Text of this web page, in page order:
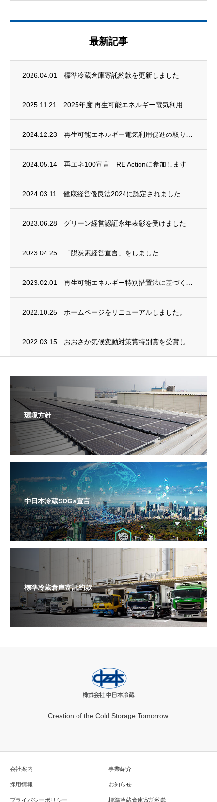
最新記事
2026.04.01 標準冷蔵倉庫寄託約款を更新しました
2025.11.21
2024.12.23
2024.05.14 再エネ100宣言 RE Actionに参加します
2024.03.11 健康経営優良法2024に認定されました
2023.06.28 グリーン経営認証永年表彰を受けました
2023.04.25 「脱炭素経営宣言」をしました
2023.02.01
2022.10.25 ホームページをリニューアルしました。
2022.03.15
環境方針
中日本冷蔵SDGs宣言
標準冷蔵倉庫寄託約款
Creation of the Cold Storage Tomorrow.
会社案内 事業紹介
採用情報 お知らせ
プライバシーポリシー 標準冷蔵倉庫寄託約款